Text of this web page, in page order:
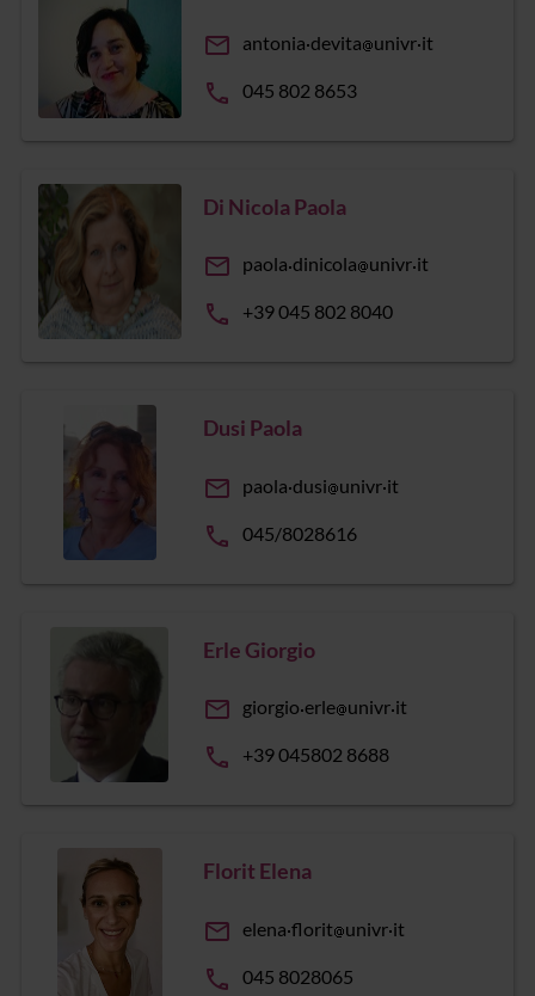
email antonia devita univr it
phone 045 802 8653
Di Nicola Paola
email paola dinicola univr it
phone +39 045 802 8040
Dusi Paola
email paola dusi univr it
phone 045/8028616
Erle Giorgio
email giorgio erle univr it
phone +39 045802 8688
Florit Elena
email elena florit univr it
phone 045 8028065